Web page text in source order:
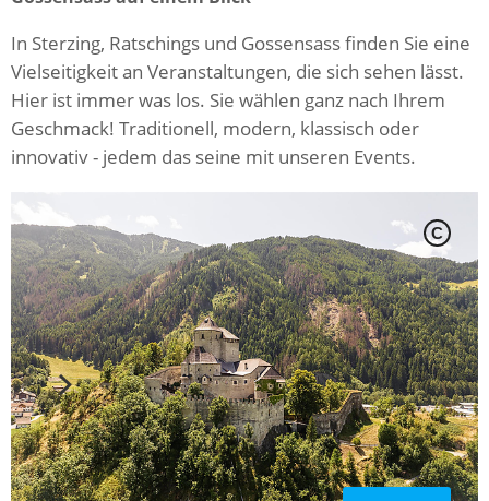
In Sterzing, Ratschings und Gossensass finden Sie eine
Vielseitigkeit an Veranstaltungen, die sich sehen lässt.
Hier ist immer was los. Sie wählen ganz nach Ihrem
Geschmack! Traditionell, modern, klassisch oder
innovativ - jedem das seine mit unseren Events.
C